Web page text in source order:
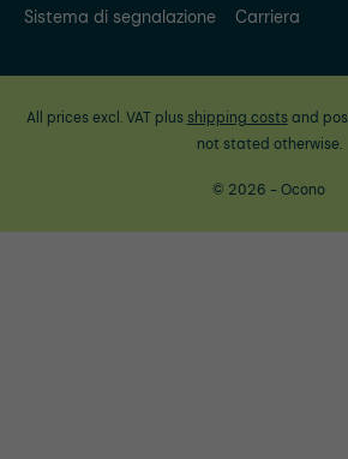
Sistema di segnalazione
Carriera
All prices excl. VAT plus shipping costsand
not stated otherwise.
© 2026 - Ocono